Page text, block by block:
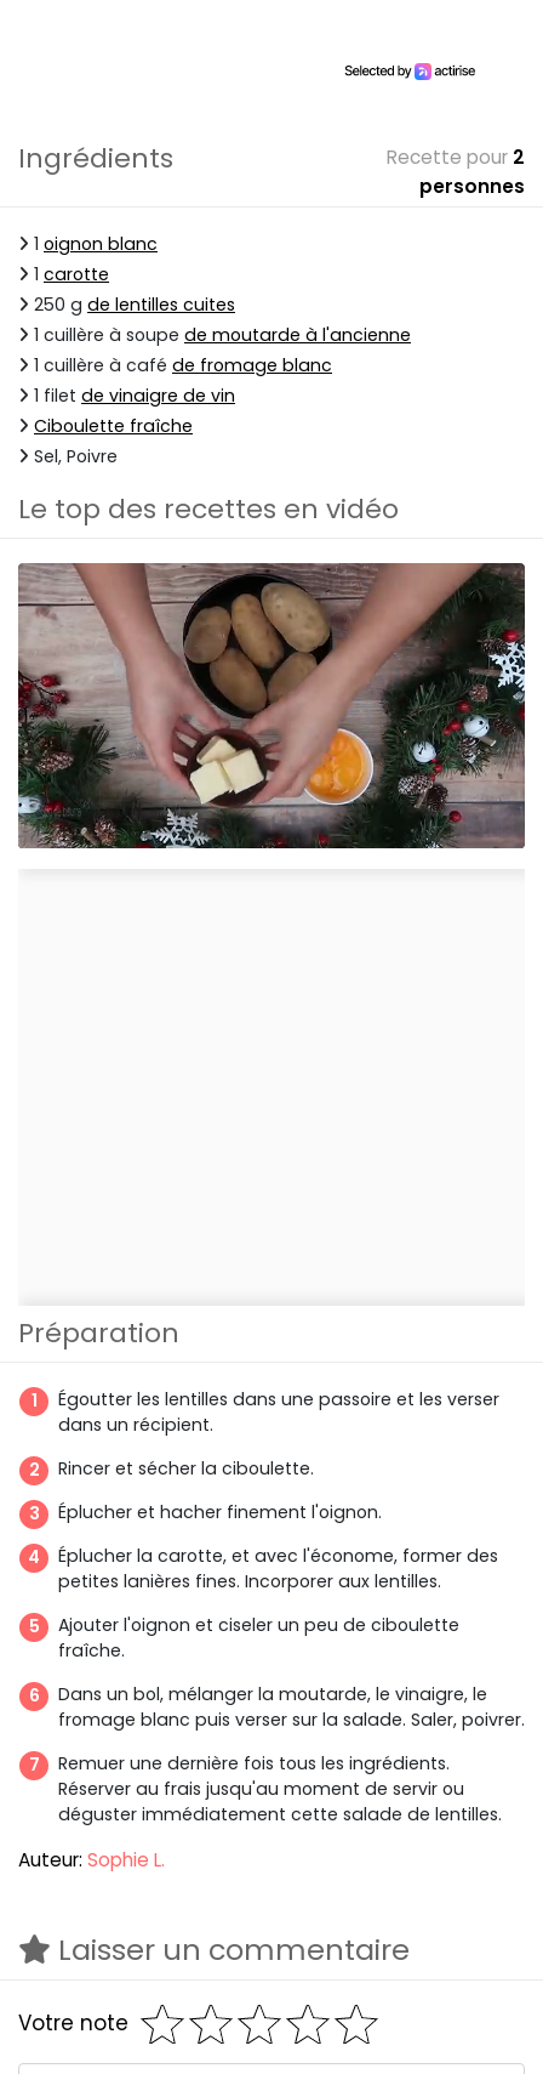
Ingrédients Recette pour 2
personnes
1 oignon blanc
1 carotte
250 g de lentilles cuites
1 cuillère à soupe de moutarde à l'ancienne
1 cuillère à café de fromage blanc
1 filet de vinaigre de vin
Ciboulette fraîche
Sel, Poivre
Le top des recettes en vidéo
Préparation
Égoutter les lentilles dans une passoire et les verser
dans un récipient.
Rincer et sécher la ciboulette.
Éplucher et hacher finement l'oignon.
Éplucher la carotte, et avec l'économe, former des
petites lanières fines. Incorporer aux lentilles.
Ajouter l'oignon et ciseler un peu de ciboulette
fraîche.
Dans un bol, mélanger la moutarde, le vinaigre, le
fromage blanc puis verser sur la salade. Saler, poivrer.
Remuer une dernière fois tous les ingrédients.
Réserver au frais jusqu'au moment de servir ou
déguster immédiatement cette salade de lentilles.
Auteur: Sophie L.
Laisser un commentaire
Votre note